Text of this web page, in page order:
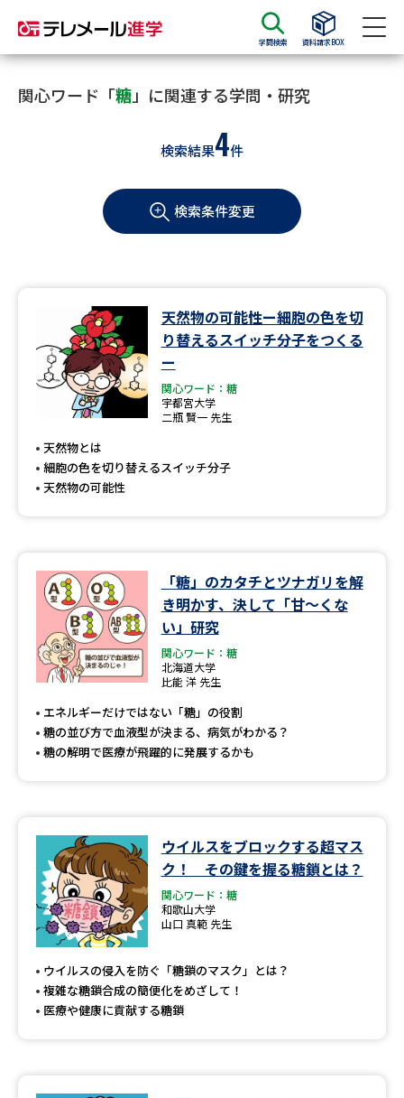
学問検索 資料請求BOX
資料請求 資料検索
大学・短大の資料種類から請求
学部・学科パンフ
大学・短大以外の資料から請求
専門学校の資料請求 大学院の資料請求
留学・進学関連、塾・予備校
内」の請求
大学入学共通テスト「受験上の
高等学校（情報）教員資格認定
大学研究
大学で学べる内容や特徴を調べる
データサイエンス特集 奨学金・特待生制度特集
デジタルパンフレット 進路の３択
新学年スタート号特集ページ
SELFBRAND特集ページ
オープンキャンパス検索
関心ワード「糖」に関連する学問・研究
検索結果4件
検索条件変更
天然物の可能性ー細胞の色を切
り替えるスイッチ分子をつくる
ー
関心ワード：糖
宇都宮大学
二瓶 賢一 先生
天然物とは
細胞の色を切り替えるスイッチ分子
天然物の可能性
「糖」のカタチとツナガリを解
き明かす、決して「甘～くな
い」研究
関心ワード：糖
北海道大学
比能 洋 先生
エネルギーだけではない「糖」の役割
糖の並び方で血液型が決まる、病気がわかる？
糖の解明で医療が飛躍的に発展するかも
ウイルスをブロックする超マス
ク！ その鍵を握る糖鎖とは？
関心ワード：糖
和歌山大学
山口 真範 先生
ウイルスの侵入を防ぐ「糖鎖のマスク」とは？
複雑な糖鎖合成の簡便化をめざして！
医療や健康に貢献する糖鎖